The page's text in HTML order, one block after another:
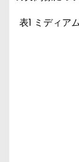
表1 ミディア